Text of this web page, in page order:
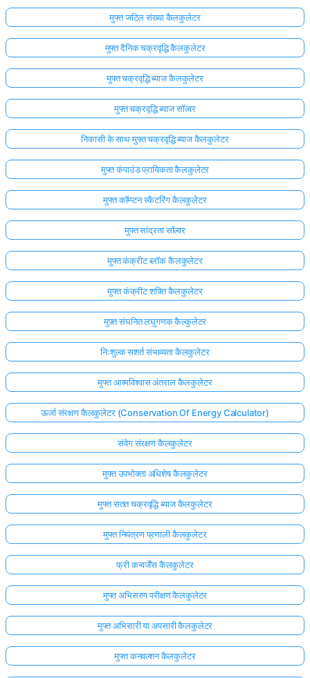
मुफ्त जटिल संख्या कैलकुलेटर
मुफ्त दैनिक चक्रवृद्धि कैलकुलेटर
मुफ्त चक्रवृद्धि ब्याज कैलकुलेटर
मुफ्त चक्रवृद्धि ब्याज सॉल्वर
निकासी के साथ मुफ्त चक्रवृद्धि ब्याज कैलकुलेटर
मुफ्त कंपाउंड प्रायिकता कैलकुलेटर
मुफ्त कॉम्प्टन स्कैटरिंग कैलकुलेटर
मुफ्त सांद्रता सॉल्वर
मुफ्त कंक्रीट ब्लॉक कैलकुलेटर
मुफ्त कंक्रीट शक्ति कैलकुलेटर
मुफ़्त संघनित लघुगणक कैल्कुलेटर
निःशुल्क सशर्त संभाव्यता कैलकुलेटर
मुफ्त आत्मविश्वास अंतराल कैलकुलेटर
ऊर्जा संरक्षण कैलकुलेटर (Conservation Of Energy Calculator)
संवेग संरक्षण कैलकुलेटर
मुफ्त उपभोक्ता अधिशेष कैलकुलेटर
मुफ्त सतत चक्रवृद्धि ब्याज कैलकुलेटर
मुफ्त नियंत्रण प्रणाली कैलकुलेटर
फ्री कन्वर्जेंस कैलकुलेटर
मुफ्त अभिसरण परीक्षण कैलकुलेटर
मुफ्त अभिसारी या अपसारी कैलकुलेटर
मुफ्त कनवल्शन कैलकुलेटर